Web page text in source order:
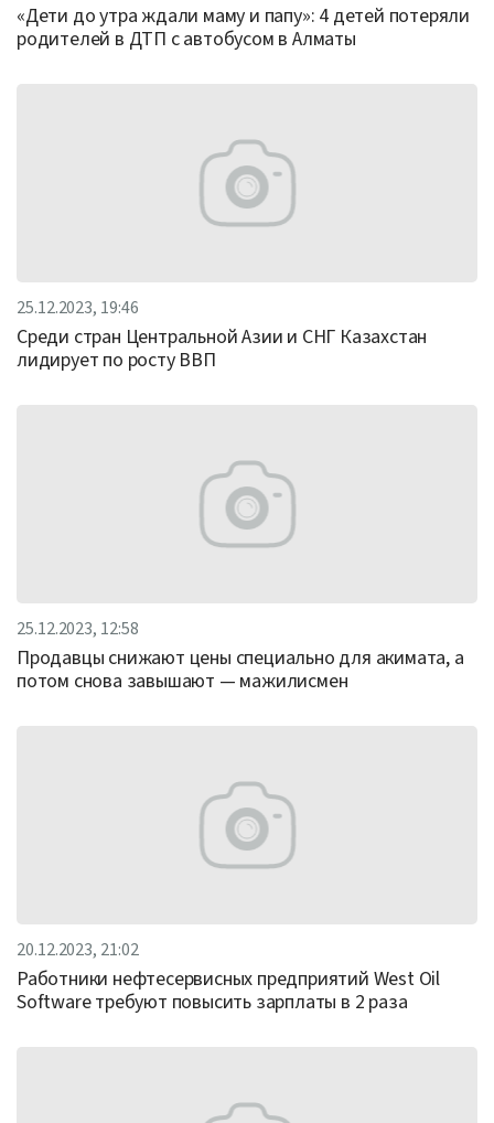
«Дети до утра ждали маму и папу»: 4 детей потеряли
родителей в ДТП с автобусом в Алматы
25.12.2023, 19:46
Cреди стран Центральной Азии и СНГ Казахстан
лидирует по росту ВВП
25.12.2023, 12:58
Продавцы снижают цены специально для акимата, а
потом снова завышают — мажилисмен
20.12.2023, 21:02
Работники нефтесервисных предприятий West Oil
Software требуют повысить зарплаты в 2 раза